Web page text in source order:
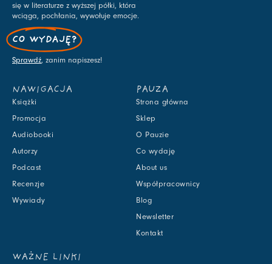
się w literaturze z wyższej półki, która
wciąga, pochłania, wywołuje emocje.
CO WYDAJĘ?
Sprawdź, zanim napiszesz!
NAWIGACJA
Książki
Promocja
Audiobooki
Autorzy
Podcast
Recenzje
Wywiady
PAUZA
Strona główna
Sklep
O Pauzie
Co wydaję
About us
Współpracownicy
Blog
Newsletter
Kontakt
WAŻNE LINKI